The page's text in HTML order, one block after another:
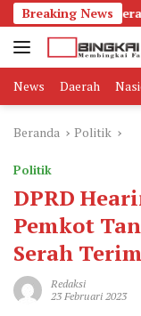
Langsung
ke
konten
Breaking News
Tangerang, Ribuan
News Daerah
Beranda Politik
Politik
DPRD
Pemkot
Serah
Redaksi
23 Februari 2023